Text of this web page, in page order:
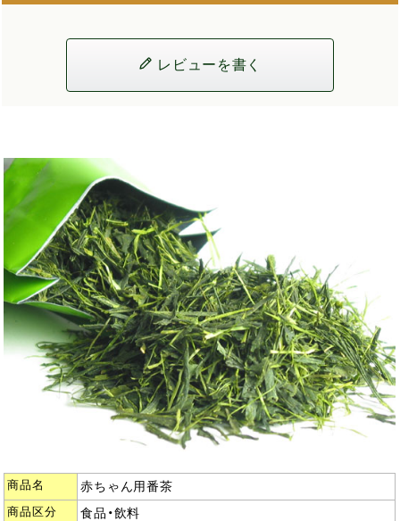
レビューを書く
商品名 赤ちゃん用番茶
商品区分 食品・飲料